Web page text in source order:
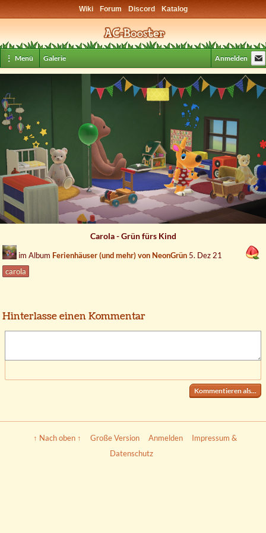
Wiki Forum Discord Katalog
⋮ Menü Galerie Anmelden
Carola - Grün fürs Kind
im Album Ferienhäuser (und mehr) von NeonGrün 5. Dez 21
carola
Hinterlasse einen Kommentar
Kommentieren als...
↑ Nach oben ↑ Große Version Anmelden
Impressum &
Datenschutz